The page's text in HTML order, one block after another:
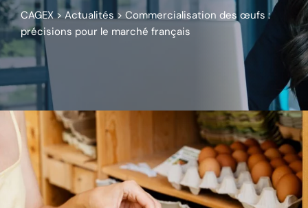
CAGEX>Actualités > Commercialisation des œufs :
précisions pour le marché français